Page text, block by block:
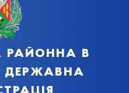
районна в
державна